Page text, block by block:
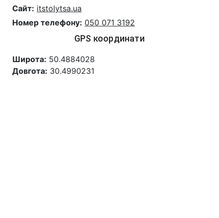
Сайт: itstolytsa.ua
Номер телефону: 050 071 3192
GPS координати
Широта: 50.4884028
Довгота: 30.4990231